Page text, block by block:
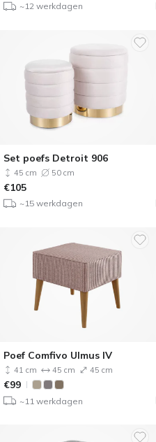
~12 werkdagen
Set poefs Detroit 906
45 cm 50 cm
€105
~15 werkdagen
Poef Comfivo Ulmus IV
41 cm 45 cm 45 cm
€99
~11 werkdagen